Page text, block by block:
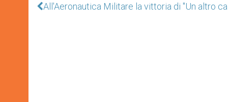
All'Aeronautica Militare la vittoria di "Un altro